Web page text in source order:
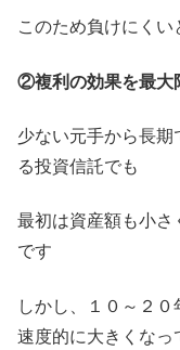
このため負けにく
②複利の効果を最大
少ない元手から長
る投資信託でも
最初は資産額も小さ
です
しかし、１０～２
速度的に大きくなっ